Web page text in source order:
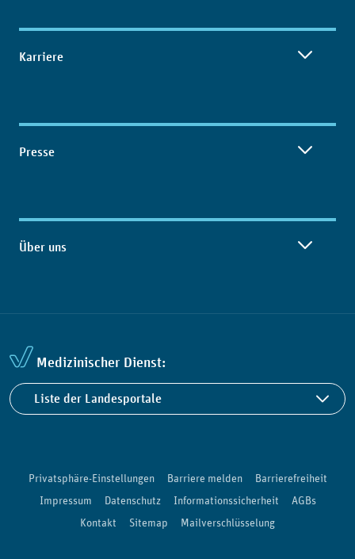
Karriere
Presse
Über uns
Medizinischer Dienst:
Liste der Landesportale
Privatsphäre-Einstellungen Barriere melden
Barrierefreiheit
Impressum
Datenschutz Informationssicherheit
AGBs
Kontakt
Sitemap Mailverschlüsselung